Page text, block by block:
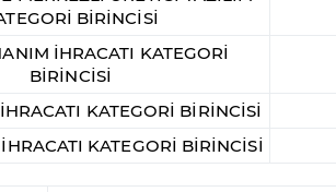
BİRİNCİSİ
İHRACATI KATEGORİ
BİRİNCİSİ
KATEGORİ BİRİNCİSİ
KATEGORİ BİRİNCİSİ